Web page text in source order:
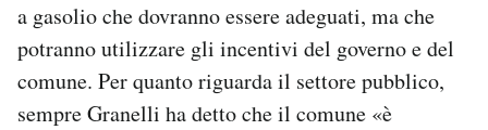
a gasolio che dovranno essere adeguati, ma che
potranno utilizzare gli incentivi del governo e del
comune. Per quanto riguarda il settore pubblico,
sempre Granelli ha detto che il comune «è